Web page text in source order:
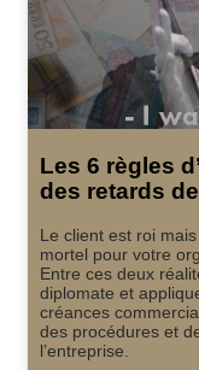
Les 6 règles
des retards
Le client est roi
mortel pour votre
Entre ces deux
diplomate et
créances
des procédures et
l’entreprise.